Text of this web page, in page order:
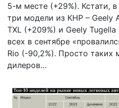
5-м месте (+29%). Кстати,
три модели из КНР – Geely
TXL (+209%) и Geely
всех в сентябре
Rio (-90,2%). Просто таких
дилеров…